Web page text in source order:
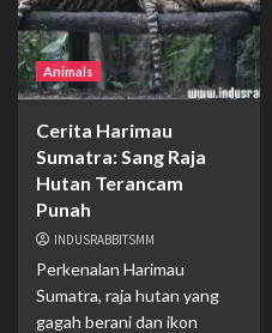
Animals
Cerita Harimau
Sumatra: Sang Raja
Hutan Terancam
Punah
INDUSRABBITSMM
Perkenalan Harimau
Sumatra, raja hutan yang
gagah berani dan ikon